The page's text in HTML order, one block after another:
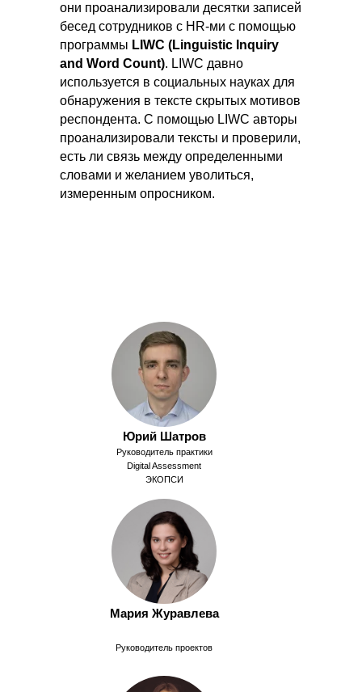
они проанализировали десятки записей
бесед сотрудников с HR-ми с помощью
программы LIWC (Linguistic Inquiry
and Word Count). LIWC давно
используется в социальных науках для
обнаружения в тексте скрытых мотивов
респондента. С помощью LIWC авторы
проанализировали тексты и проверили,
есть ли связь между определенными
словами и желанием уволиться,
измеренным опросником.
Мария Журавлева
Руководитель практики
Digital Assessment
ЭКОПСИ
Юрий Шатров
Руководитель проектов